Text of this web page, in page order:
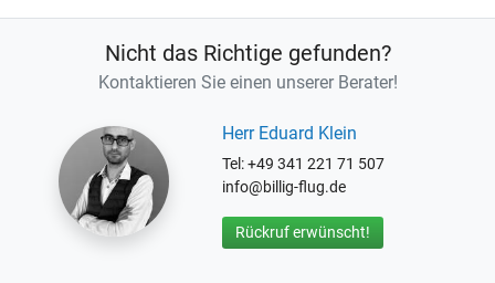
Nicht das Richtige gefunden?
Kontaktieren Sie einen unserer Berater!
Herr Eduard Klein
Tel: +49 341 221 71 507
info@billig-flug.de
Rückruf erwünscht!